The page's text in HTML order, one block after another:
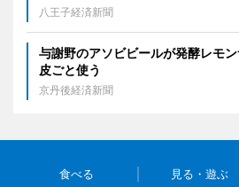
八王子経済新聞
与謝野のアソビビールが発酵レモ
皮ごと使う
京丹後経済新聞
食べる 見る・遊ぶ